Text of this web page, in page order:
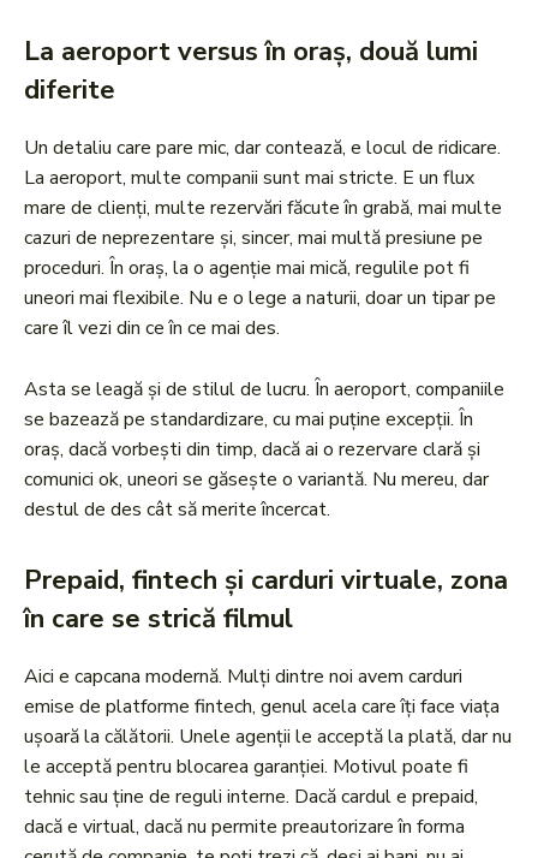
La aeroport versus în oraș, două lumi
diferite
Un detaliu care pare mic, dar contează, e locul de ridicare.
La aeroport, multe companii sunt mai stricte. E un flux
mare de clienți, multe rezervări făcute în grabă, mai multe
cazuri de neprezentare și, sincer, mai multă presiune pe
proceduri. În oraș, la o agenție mai mică, regulile pot fi
uneori mai flexibile. Nu e o lege a naturii, doar un tipar pe
care îl vezi din ce în ce mai des.
Asta se leagă și de stilul de lucru. În aeroport, companiile
se bazează pe standardizare, cu mai puține excepții. În
oraș, dacă vorbești din timp, dacă ai o rezervare clară și
comunici ok, uneori se găsește o variantă. Nu mereu, dar
destul de des cât să merite încercat.
Prepaid, fintech și carduri virtuale, zona
în care se strică filmul
Aici e capcana modernă. Mulți dintre noi avem carduri
emise de platforme fintech, genul acela care îți face viața
ușoară la călătorii. Unele agenții le acceptă la plată, dar nu
le acceptă pentru blocarea garanției. Motivul poate fi
tehnic sau ține de reguli interne. Dacă cardul e prepaid,
dacă e virtual, dacă nu permite preautorizare în forma